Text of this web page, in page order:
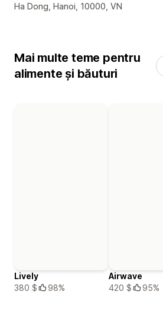
Detaliile de contact ale designerului
Ha Dong, Hanoi, 10000, VN
Mai multe teme pentru
alimente și băuturi
Lively
380 $
98%
Airwave
420 $
95%